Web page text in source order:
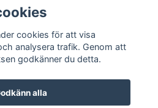
cookies för att visa
analysera trafik. Genom att
godkänner du detta.
alla